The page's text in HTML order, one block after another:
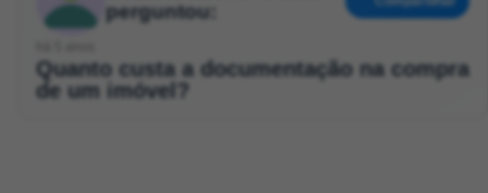
perguntou:
Quanto custa a documentação na compra
de um imóvel?